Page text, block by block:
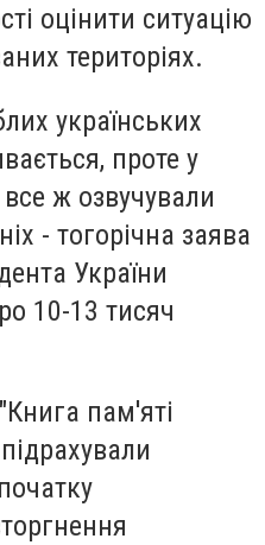
оцінити ситуацію
територіях.
українських
проте у
ж озвучували
- тогорічна заява
України
10-13 тисяч
пам'яті